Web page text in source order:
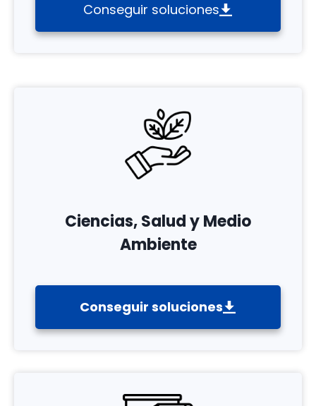
Conseguir soluciones
Ciencias, Salud y Medio
Ambiente
Conseguir soluciones